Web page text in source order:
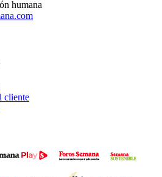
humana
cliente